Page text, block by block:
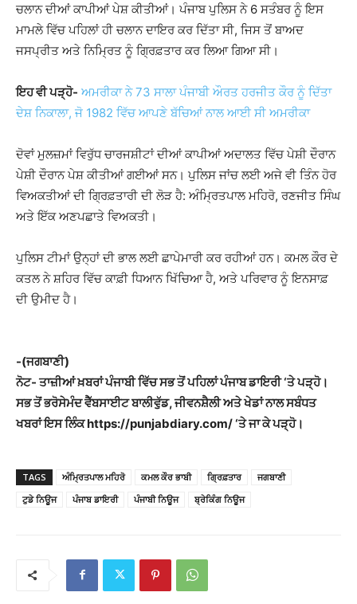
ਚਲਾਨ ਦੀਆਂ ਕਾਪੀਆਂ ਪੇਸ਼ ਕੀਤੀਆਂ। ਪੰਜਾਬ ਪੁਲਿਸ ਨੇ 6 ਸਤੰਬਰ ਨੂੰ ਇਸ
ਮਾਮਲੇ ਵਿੱਚ ਪਹਿਲਾਂ ਹੀ ਚਲਾਨ ਦਾਇਰ ਕਰ ਦਿੱਤਾ ਸੀ, ਜਿਸ ਤੋਂ ਬਾਅਦ
ਜਸਪ੍ਰੀਤ ਅਤੇ ਨਿਮ੍ਰਿਤ ਨੂੰ ਗ੍ਰਿਫ਼ਤਾਰ ਕਰ ਲਿਆ ਗਿਆ ਸੀ।
ਇਹ ਵੀ ਪੜ੍ਹੋ- ਅਮਰੀਕਾ ਨੇ 73 ਸਾਲਾ ਪੰਜਾਬੀ ਔਰਤ ਹਰਜੀਤ ਕੌਰ ਨੂੰ ਦਿੱਤਾ
ਦੇਸ਼ ਨਿਕਾਲਾ, ਜੋ 1982 ਵਿੱਚ ਆਪਣੇ ਬੱਚਿਆਂ ਨਾਲ ਆਈ ਸੀ ਅਮਰੀਕਾ
ਦੋਵਾਂ ਮੁਲਜ਼ਮਾਂ ਵਿਰੁੱਧ ਚਾਰਜਸ਼ੀਟਾਂ ਦੀਆਂ ਕਾਪੀਆਂ ਅਦਾਲਤ ਵਿੱਚ ਪੇਸ਼ੀ ਦੌਰਾਨ
ਪੇਸ਼ੀ ਦੌਰਾਨ ਪੇਸ਼ ਕੀਤੀਆਂ ਗਈਆਂ ਸਨ। ਪੁਲਿਸ ਜਾਂਚ ਲਈ ਅਜੇ ਵੀ ਤਿੰਨ ਹੋਰ
ਵਿਅਕਤੀਆਂ ਦੀ ਗ੍ਰਿਫ਼ਤਾਰੀ ਦੀ ਲੋੜ ਹੈ: ਅੰਮ੍ਰਿਤਪਾਲ ਮਹਿਰੋ, ਰਣਜੀਤ ਸਿੰਘ
ਅਤੇ ਇੱਕ ਅਣਪਛਾਤੇ ਵਿਅਕਤੀ।
ਪੁਲਿਸ ਟੀਮਾਂ ਉਨ੍ਹਾਂ ਦੀ ਭਾਲ ਲਈ ਛਾਪੇਮਾਰੀ ਕਰ ਰਹੀਆਂ ਹਨ। ਕਮਲ ਕੌਰ ਦੇ
ਕਤਲ ਨੇ ਸ਼ਹਿਰ ਵਿੱਚ ਕਾਫ਼ੀ ਧਿਆਨ ਖਿੱਚਿਆ ਹੈ, ਅਤੇ ਪਰਿਵਾਰ ਨੂੰ ਇਨਸਾਫ਼
ਦੀ ਉਮੀਦ ਹੈ।
-(ਜਗਬਾਣੀ)
ਨੋਟ- ਤਾਜ਼ੀਆਂ ਖ਼ਬਰਾਂ ਪੰਜਾਬੀ ਵਿੱਚ ਸਭ ਤੋਂ ਪਹਿਲਾਂ ਪੰਜਾਬ ਡਾਇਰੀ ‘ਤੇ ਪੜ੍ਹੋ।
ਸਭ ਤੋਂ ਭਰੋਸੇਮੰਦ ਵੈੱਬਸਾਈਟ ਬਾਲੀਵੁੱਡ, ਜੀਵਨਸ਼ੈਲੀ ਅਤੇ ਖੇਡਾਂ ਨਾਲ ਸਬੰਧਤ
ਖਬਰਾਂ ਇਸ ਲਿੰਕ https://punjabdiary.com/ ‘ਤੇ ਜਾ ਕੇ ਪੜ੍ਹੋ।
TAGS ਅੰਮ੍ਰਿਤਪਾਲ ਮਹਿਰੋ ਕਮਲ ਕੌਰ ਭਾਬੀ ਗ੍ਰਿਫ਼ਤਾਰ
ਜਗਬਾਣੀ
ਟੁਡੇ ਨਿਊਜ
ਪੰਜਾਬ ਡਾਇਰੀ ਪੰਜਾਬੀ ਨਿਊਜ ਬ੍ਰੇਕਿੰਗ ਨਿਊਜ